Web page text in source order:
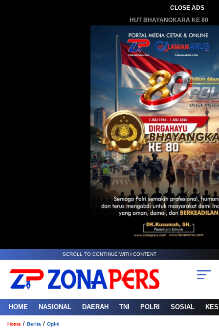
CLOSE ADS
HUT BHAYANGKARA KE 80
SCROLL TO CONTINUE WITH CONTENT
HOME NASIONAL DAERAH TNI POLRI SOSIAL
Home / Berita / Opini